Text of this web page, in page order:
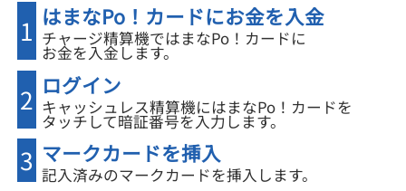
1 はまなPo！カードにお金を入金
チャージ精算機ではまなPo！カードに
お金を入金します。
2 ログイン
キャッシュレス精算機にはまなPo！カードを
タッチして暗証番号を入力します。
3 マークカードを挿入
記入済みのマークカードを挿入します。